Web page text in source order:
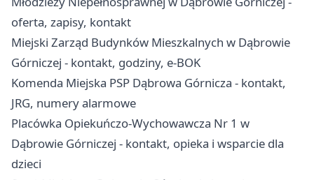
oferta, zapisy, kontakt
Miejski Zarząd Budynków Mieszkalnych w Dąbrowie
Górniczej - kontakt, godziny, e-BOK
Komenda Miejska PSP Dąbrowa Górnicza - kontakt,
JRG, numery alarmowe
Placówka Opiekuńczo-Wychowawcza Nr 1 w
Dąbrowie Górniczej - kontakt, opieka i wsparcie dla
dzieci